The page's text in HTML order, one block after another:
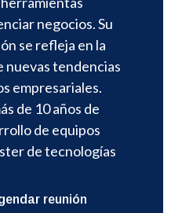
negocios. Su
se refleja en la
nuevas tendencias
empresariales.
de 10 años de
de equipos
de tecnologías
reunión